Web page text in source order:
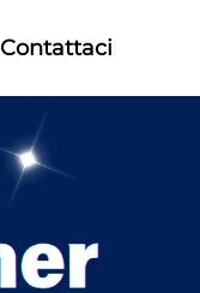
Contattaci